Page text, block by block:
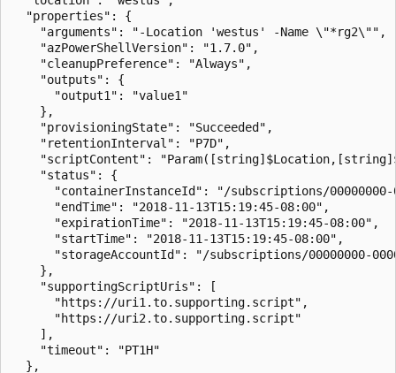
  "properties": {
    "arguments": "-Location 'westus' -Name \"*rg2\"",
    "azPowerShellVersion": "1.7.0",
    "cleanupPreference": "Always",
    "outputs": {
      "output1": "value1"
    },
    "provisioningState": "Succeeded",
    "retentionInterval": "P7D",
"scriptContent":
    "status": {
"containerInstanceId": "/subscriptions/
      "endTime": "2018-11-13T15:19:45-08:00",
      "expirationTime": "2018-11-13T15:19:45-08:00",
      "startTime": "2018-11-13T15:19:45-08:00",
"storageAccountId": "/subscriptions/00000000-
    },
    "supportingScriptUris": [
      "https://uri1.to.supporting.script",
      "https://uri2.to.supporting.script"
    ],
    "timeout": "PT1H"
  },